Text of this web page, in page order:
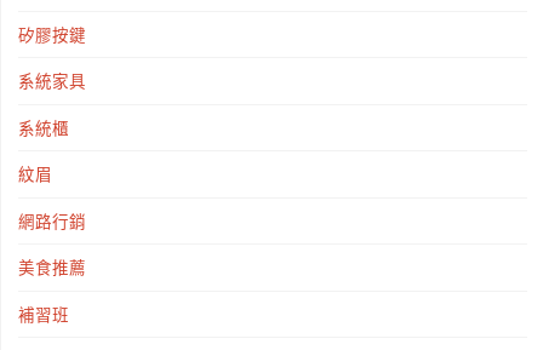
矽膠按鍵
系統家具
系統櫃
紋眉
網路行銷
美食推薦
補習班